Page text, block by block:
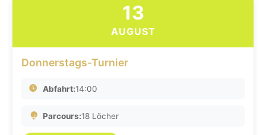
13
AUGUST
Donnerstags-Turnier
Abfahrt:14:00
Parcours:18 Löcher